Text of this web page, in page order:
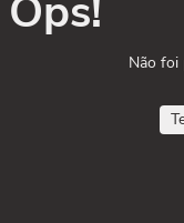
Não foi